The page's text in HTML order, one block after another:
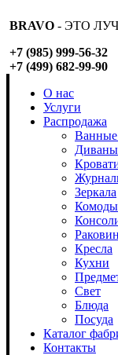
BRAVO - ЭТО
+7 (985) 999-56-32
+7 (499) 682-99-90
О нас
Услуги
Распродажа
Диваны
Зеркала
Комоды
Кресла
Кухни
Свет
Блюда
Посуда
Каталог
Контакты